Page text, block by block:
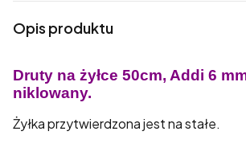
Opis produktu
Druty na żyłce 50cm, Addi 6
niklowany.
Żyłka przytwierdzona jest na stałe.